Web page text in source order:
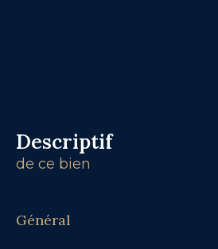
descriptif
de ce bien
Général